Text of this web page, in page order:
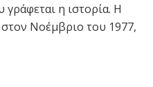
η ιστορία. Η
Νοέμβριο του 1977,